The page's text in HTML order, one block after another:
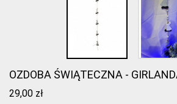
OZDOBA ŚWIĄTECZNA -
29,00 zł